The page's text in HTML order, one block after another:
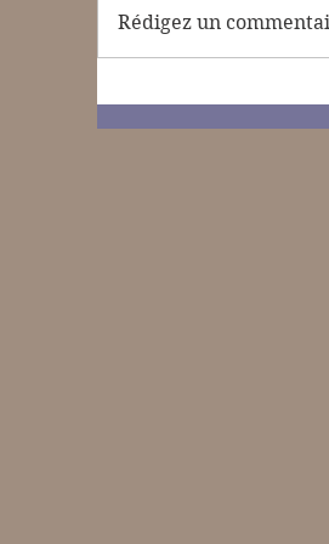
Rédigez un